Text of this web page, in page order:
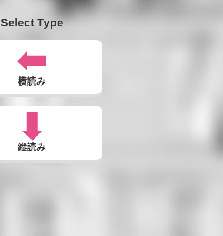
Select Type
横読み
縦読み